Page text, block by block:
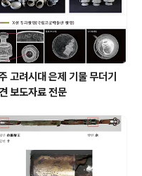
고려시대 은제 기물 무더기
보도자료 전문